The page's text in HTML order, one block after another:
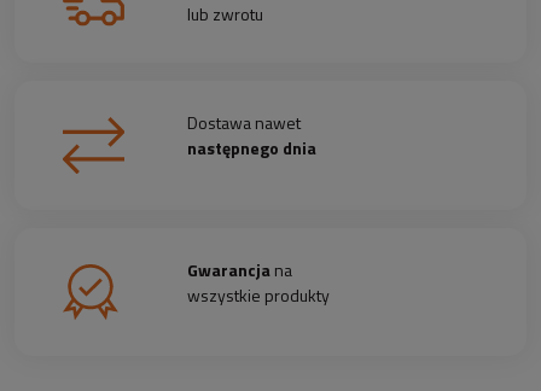
lub zwrotu
Dostawa nawet
następnego dnia
Gwarancjana
wszystkie produkty